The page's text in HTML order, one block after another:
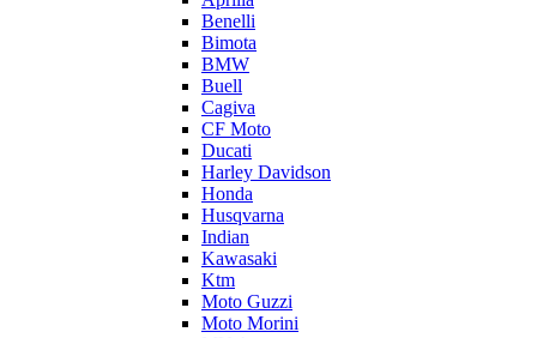
Benelli
Bimota
BMW
Buell
Cagiva
CF Moto
Ducati
Harley Davidson
Honda
Husqvarna
Indian
Kawasaki
Ktm
Moto Guzzi
Moto Morini